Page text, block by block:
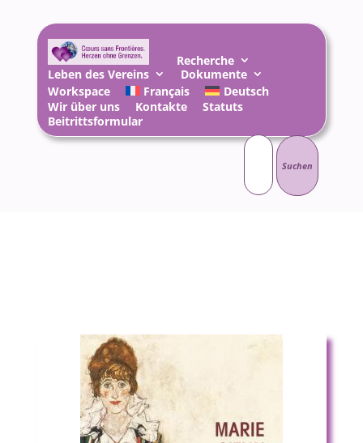
Recherche
Leben des Vereins
Dokumente
Workspace
Français
Deutsch
Wir über uns
Kontakte
Statuts
Beitrittsformular
Suchen
nach: